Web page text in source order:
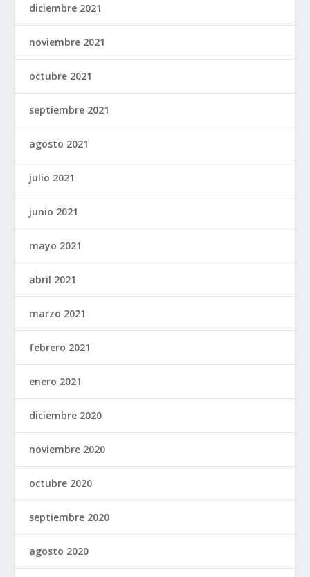
diciembre 2021
noviembre 2021
octubre 2021
septiembre 2021
agosto 2021
julio 2021
junio 2021
mayo 2021
abril 2021
marzo 2021
febrero 2021
enero 2021
diciembre 2020
noviembre 2020
octubre 2020
septiembre 2020
agosto 2020